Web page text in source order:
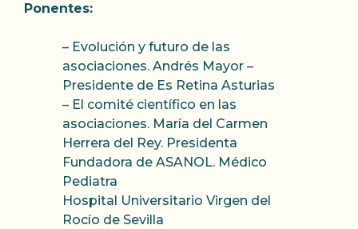
Ponentes:
– Evolución y futuro de las
asociaciones. Andrés Mayor –
Presidente de Es Retina Asturias
– El comité científico en las
asociaciones. María del Carmen
Herrera del Rey. Presidenta
Fundadora de ASANOL. Médico
Pediatra
Hospital Universitario Virgen del
Rocío de Sevilla